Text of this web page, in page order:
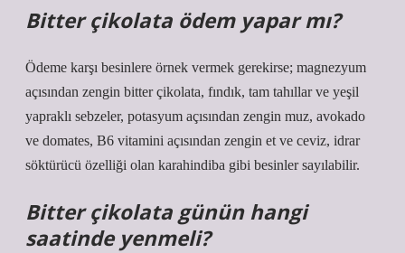
Bitter çikolata ödem yapar mı?
Ödeme karşı besinlere örnek vermek gerekirse; magnezyum
açısından zengin bitter çikolata, fındık, tam tahıllar ve yeşil
yapraklı sebzeler, potasyum açısından zengin muz, avokado
ve domates, B6 vitamini açısından zengin et ve ceviz, idrar
söktürücü özelliği olan karahindiba gibi besinler sayılabilir.
Bitter çikolata günün hangi
saatinde yenmeli?